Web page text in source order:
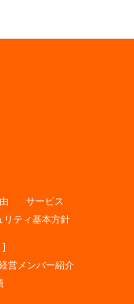
サービス
リティ基本方針
]
営メンバー紹介